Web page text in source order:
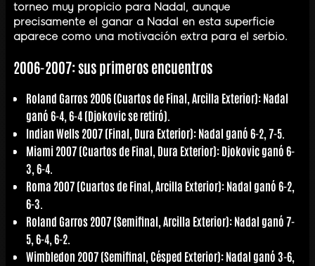
torneo muy propicio para Nadal, aunque
precisamente el ganar a Nadal en esta superficie
aparece como una motivación extra para el serbio.
2006-2007: sus primeros encuentros
Roland Garros 2006 (Cuartos de Final, Arcilla Exterior): Nadal
ganó 6-4, 6-4 (Djokovic se retiró).
Indian Wells 2007 (Final, Dura Exterior): Nadal ganó 6-2, 7-5.
Miami 2007 (Cuartos de Final, Dura Exterior): Djokovic ganó 6-
3, 6-4.
Roma 2007 (Cuartos de Final, Arcilla Exterior): Nadal ganó 6-2,
6-3.
Roland Garros 2007 (Semifinal, Arcilla Exterior): Nadal ganó 7-
5, 6-4, 6-2.
Wimbledon 2007 (Semifinal, Césped Exterior): Nadal ganó 3-6,